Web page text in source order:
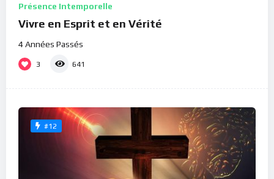
Présence Intemporelle
Vivre en Esprit et en Vérité
4 Années Passés
3 641
#12